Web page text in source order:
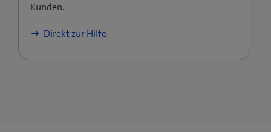
Kunden.
Direkt zur Hilfe